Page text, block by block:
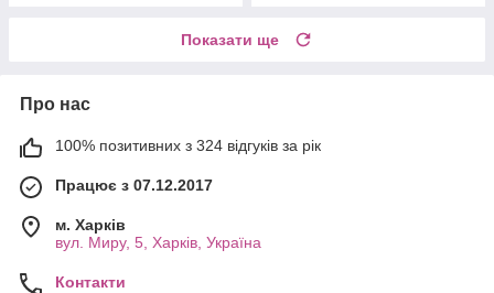
Показати ще
Про нас
100% позитивних з 324 відгуків за рік
Працює з 07.12.2017
м. Харків
вул. Миру, 5, Харків, Україна
Контакти